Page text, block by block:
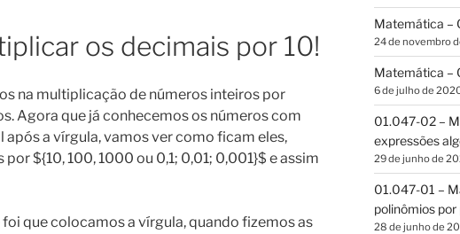
os decimais por 10!
na multiplicação de números inteiros por
Agora que já conhecemos os números com
a vírgula, vamos ver como ficam eles,
${10, 100, 1000 ou 0,1; 0,01; 0,001}$ e assim
que colocamos a vírgula, quando fizemos as
Matemática –
24 de novembro
Matemática –
6 de julho de
01.047-02 –
expressões
29 de junho de
01.047-01 –
polinômios por
28 de junho de